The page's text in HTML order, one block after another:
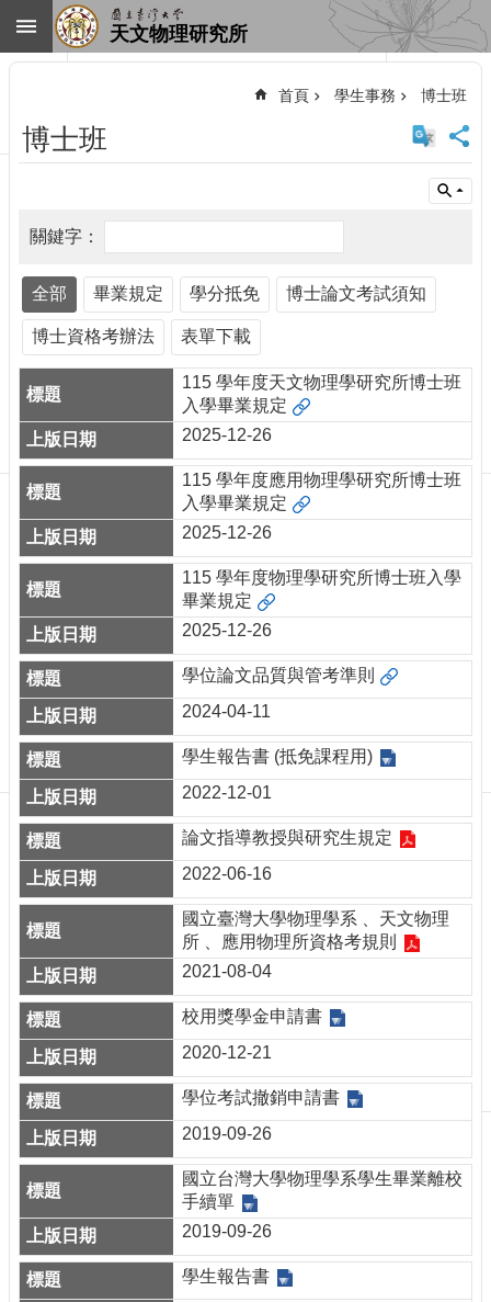
跳到主要內容區塊
回
臺
首
頁
網
站
導
覽
聯
絡
訊
English
最
新
單
位
介
系
成
員
術
演
講
招
生
及
程
學
事
徵
才
天文物理研究所
首頁 學生事務 博士班
博士班
全部 畢業規定 學分抵免 博士論文考試須知
博士資格考辦法 表單下載
115 學年度天文物理學研究所博士班
入學畢業規定
2025-12-26
115 學年度應用物理學研究所博士班
入學畢業規定
2025-12-26
115 學年度物理學研究所博士班入學
畢業規定
2025-12-26
學位論文品質與管考準則
2024-04-11
學生報告書 (抵免課程用)
2022-12-01
論文指導教授與研究生規定
2022-06-16
國立臺灣大學物理學系 、天文物理
所 、應用物理所資格考規則
2021-08-04
校用獎學金申請書
2020-12-21
學位考試撤銷申請書
2019-09-26
國立台灣大學物理學系學生畢業離校
手續單
2019-09-26
學生報告書